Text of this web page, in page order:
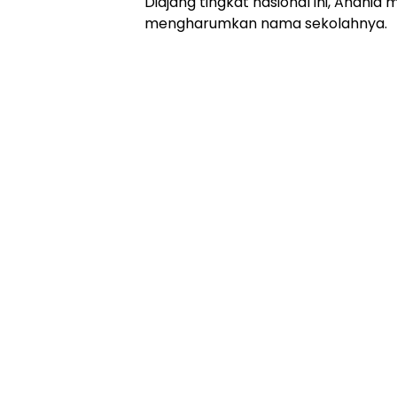
mengharumkan nama sekolahnya.